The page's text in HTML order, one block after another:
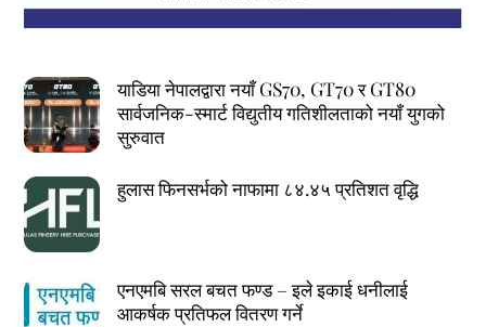
याडिया नेपालद्वारा नयाँ GS70, GT70 र GT80
सार्वजनिक-स्मार्ट विद्युतीय गतिशीलताको नयाँ युगको
सुरुवात
हुलास फिनसर्भको नाफामा ८४.४५ प्रतिशत वृद्धि
एनएमबि सरल बचत फण्ड – इले इकाई धनीलाई
आकर्षक प्रतिफल वितरण गर्ने